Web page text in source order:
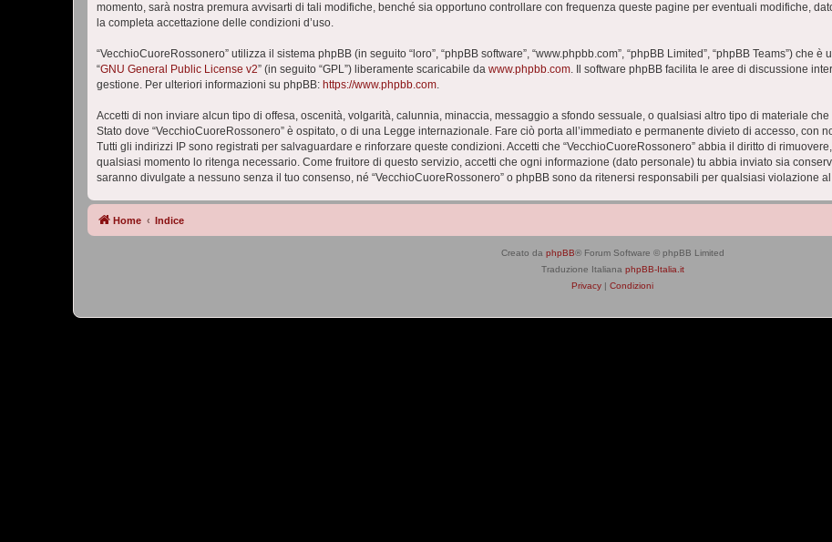
momento, sarà nostra premura avvisarti di tali modifiche, benché sia opportuno controllare con frequenza queste pagine per eventuali modifiche,
la completa accettazione delle condizioni d’uso.
“VecchioCuoreRossonero” utilizza il sistema phpBB (in seguito “loro”, “phpBB software”, “www.phpbb.com”, “phpBB Limited”, “phpBB Teams”)
“GNU General Public License v2” (in seguito “GPL”) liberamente scaricabile da www.phpbb.com. Il software phpBB facilita le aree di discussione
gestione. Per ulteriori informazioni su phpBB: https://www.phpbb.com.
Accetti di non inviare alcun tipo di offesa, oscenità, volgarità, calunnia, minaccia, messaggio a sfondo sessuale, o qualsiasi altro tipo di materiale
Stato dove “VecchioCuoreRossonero” è ospitato, o di una Legge internazionale. Fare ciò porta all’immediato e permanente divieto di accesso, con
Tutti gli indirizzi IP sono registrati per salvaguardare e rinforzare queste condizioni. Accetti che “VecchioCuoreRossonero” abbia il diritto di
qualsiasi momento lo ritenga necessario. Come fruitore di questo servizio, accetti che ogni informazione (dato personale) tu abbia inviato sia
saranno divulgate a nessuno senza il tuo consenso, né “VecchioCuoreRossonero” o phpBB sono da ritenersi responsabili per qualsiasi violazione
Home Indice
Creato da phpBB® Forum Software © phpBB Limited
Traduzione Italiana phpBB-Italia.it
Privacy | Condizioni